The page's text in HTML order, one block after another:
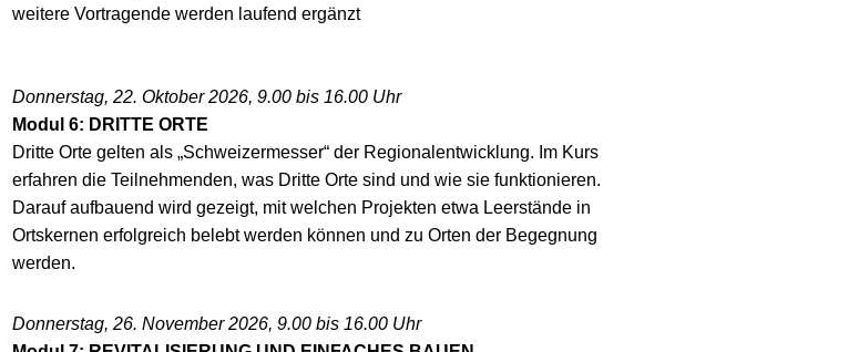
weitere Vortragende werden laufend ergänzt
Donnerstag, 22. Oktober 2026, 9.00 bis 16.00 Uhr
Modul 6: DRITTE ORTE
Dritte Orte gelten als „Schweizermesser“ der Regionalentwicklung. Im Kurs
erfahren die Teilnehmenden, was Dritte Orte sind und wie sie funktionieren.
Darauf aufbauend wird gezeigt, mit welchen Projekten etwa Leerstände in
Ortskernen erfolgreich belebt werden können und zu Orten der Begegnung
werden.
Donnerstag, 26. November 2026, 9.00 bis 16.00 Uhr